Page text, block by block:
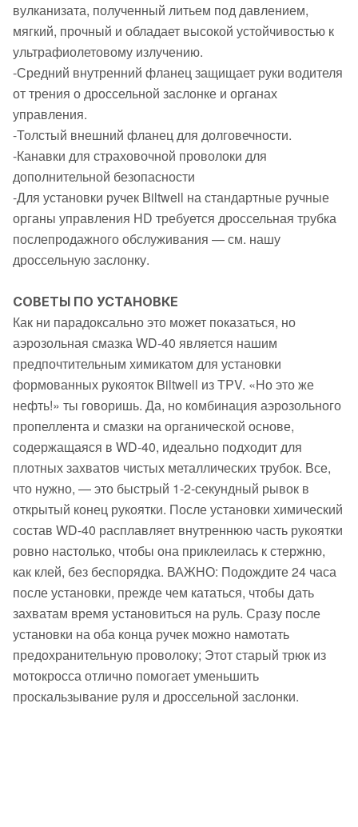
вулканизата, полученный литьем под давлением,
мягкий, прочный и обладает высокой устойчивостью к
ультрафиолетовому излучению.
-Средний внутренний фланец защищает руки водителя
от трения о дроссельной заслонке и органах
управления.
-Толстый внешний фланец для долговечности.
-Канавки для страховочной проволоки для
дополнительной безопасности
-Для установки ручек Biltwell на стандартные ручные
органы управления HD требуется дроссельная трубка
послепродажного обслуживания — см. нашу
дроссельную заслонку.
СОВЕТЫ ПО УСТАНОВКЕ
Как ни парадоксально это может показаться, но
аэрозольная смазка WD-40 является нашим
предпочтительным химикатом для установки
формованных рукояток Biltwell из TPV. «Но это же
нефть!» ты говоришь. Да, но комбинация аэрозольного
пропеллента и смазки на органической основе,
содержащаяся в WD-40, идеально подходит для
плотных захватов чистых металлических трубок. Все,
что нужно, — это быстрый 1-2-секундный рывок в
открытый конец рукоятки. После установки химический
состав WD-40 расплавляет внутреннюю часть рукоятки
ровно настолько, чтобы она приклеилась к стержню,
как клей, без беспорядка. ВАЖНО: Подождите 24 часа
после установки, прежде чем кататься, чтобы дать
захватам время установиться на руль. Сразу после
установки на оба конца ручек можно намотать
предохранительную проволоку; Этот старый трюк из
мотокросса отлично помогает уменьшить
проскальзывание руля и дроссельной заслонки.